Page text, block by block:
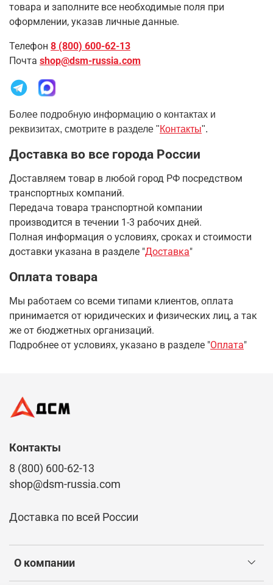
товара и заполните все необходимые поля при
оформлении, указав личные данные.
Телефон 8 (800) 600-62-13
Почта shop@dsm-russia.com
Более подробную информацию о контактах и
реквизитах, смотрите в разделе "Контакты".
Доставка во все города России
Доставляем товар в любой город РФ посредством
транспортных компаний.
Передача товара транспортной компании
производится в течении 1-3 рабочих дней.
Полная информация о условиях, сроках и стоимости
доставки указана в разделе "Доставка"
Оплата товара
Мы работаем со всеми типами клиентов, оплата
принимается от юридических и физических лиц, а так
же от бюджетных организаций.
Подробнее от условиях, указано в разделе "Оплата"
О компании
Контакты
8 (800) 600-62-13
shop@dsm-russia.com
Доставка по всей России